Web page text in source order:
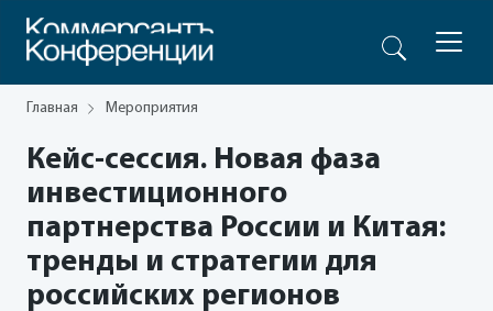
Главная Мероприятия
Кейс-сессия. Новая фаза
инвестиционного
партнерства России и Китая:
тренды и стратегии для
российских регионов